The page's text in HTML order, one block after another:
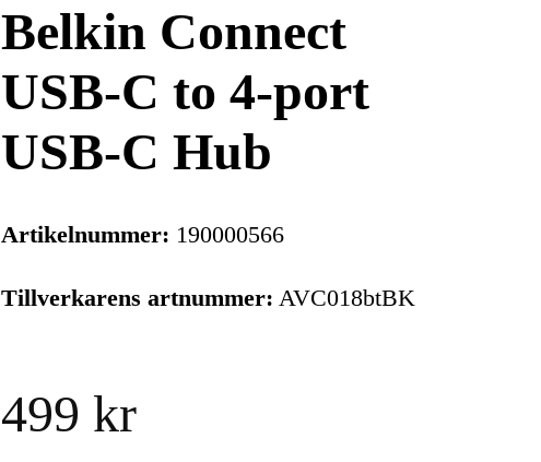
Belkin Connect
USB-C to 4-port
USB-C Hub
Artikelnummer: 190000566
Tillverkarens artnummer: AVC018btBK
499 kr